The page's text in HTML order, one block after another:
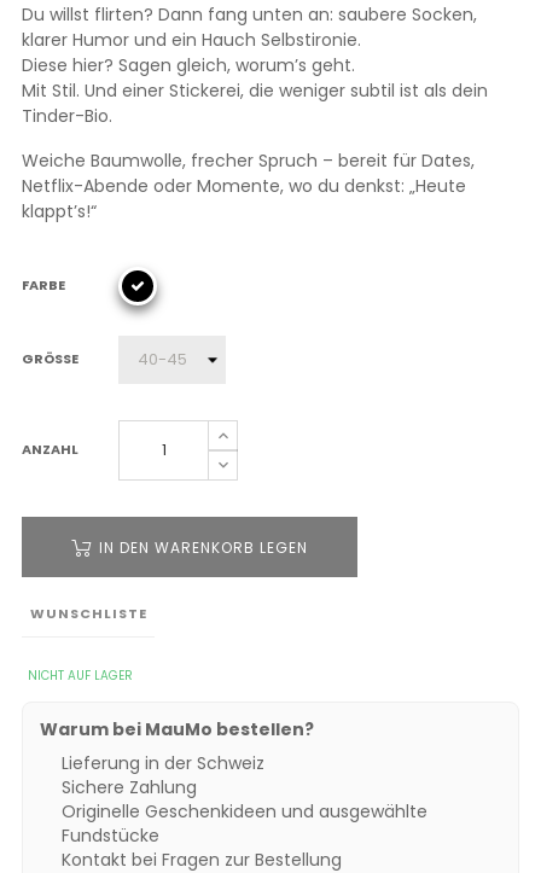
Du willst flirten? Dann fang unten an: saubere Socken,
klarer Humor und ein Hauch Selbstironie.
Diese hier? Sagen gleich, worum’s geht.
Mit Stil. Und einer Stickerei, die weniger subtil ist als dein
Tinder-Bio.
Weiche Baumwolle, frecher Spruch – bereit für Dates,
Netflix-Abende oder Momente, wo du denkst: „Heute
klappt’s!“
FARBE
GRÖSSE
ANZAHL
IN DEN WARENKORB LEGEN
WUNSCHLISTE
NICHT AUF LAGER
Warum bei MauMo bestellen?
Lieferung in der Schweiz
Sichere Zahlung
Originelle Geschenkideen und ausgewählte
Fundstücke
Kontakt bei Fragen zur Bestellung